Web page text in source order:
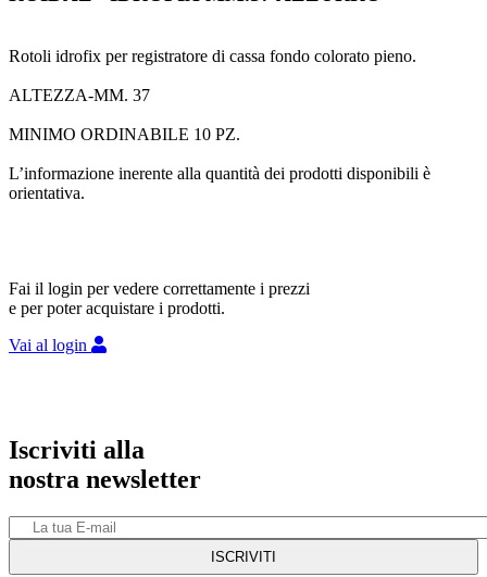
Rotoli idrofix per registratore di cassa fondo colorato pieno.
ALTEZZA-MM. 37
MINIMO ORDINABILE 10 PZ.
L’informazione inerente alla quantità dei prodotti disponibili è
orientativa.
Fai il login per vedere correttamente i prezzi
e per poter acquistare i prodotti.
Vai al login
Iscriviti alla
nostra newsletter